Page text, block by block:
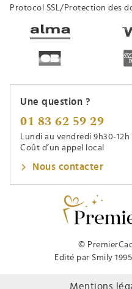
©
Edité par Smily
Protocol SSL/Protection des
Une question ?
01 83 62 59 29
Lundi au vendredi 9h30-12h
Coût d’un appel local
Nous contacter
Mentions